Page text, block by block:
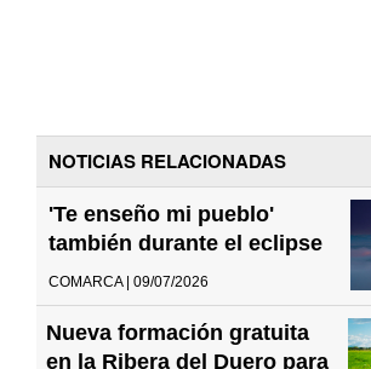
NOTICIAS RELACIONADAS
'Te enseño mi pueblo'
también durante el eclipse
COMARCA | 09/07/2026
Nueva formación gratuita
en la Ribera del Duero para